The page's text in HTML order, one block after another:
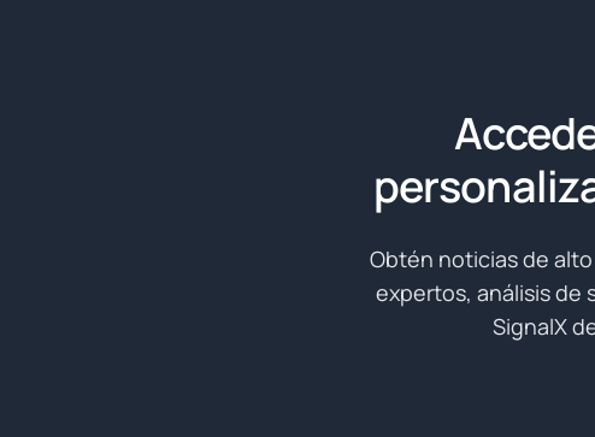
Obtén noticias de
expertos, análisis de
SignalX